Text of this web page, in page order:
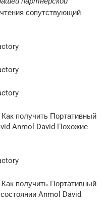
сопутствующий
получить Портативный
Anmol David Похожие
получить Портативный
Anmol David